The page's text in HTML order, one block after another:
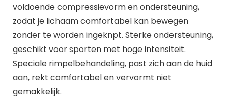
voldoende compressievorm en ondersteuning,
zodat je lichaam comfortabel kan bewegen
zonder te worden ingeknpt. Sterke ondersteuning,
geschikt voor sporten met hoge intensiteit.
Speciale rimpelbehandeling, past zich aan de huid
aan, rekt comfortabel en vervormt niet
gemakkelijk.